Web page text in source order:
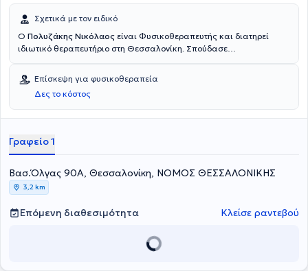
Σχετικά με τον ειδικό
Ο Πολυζάκης Νικόλαος είναι Φυσικοθεραπευτής και διατηρεί
ιδιωτικό θεραπευτήριο στη Θεσσαλονίκη. Σπούδασε
και αποφοίτησε το 1994. Ο συνδυασμός της θεωρητικής του
κατάρτισης με την πολυετή του εμπειρία τον βοηθά στην
αποτελεσματική αντιμετώπιση κάθε είδους περιστατικών που
εντάσσονται στο πλαίσιο της φυσικοθεραπείας. Ανάλογα με τις
χώρο του φυσικοθεραπευτηρίου, υπάρχει και η δυνατότητα των κατ’
οίκον επισκέψεων.
Επίσκεψη για φυσικοθεραπεία
Δες το κόστος
Γραφείο 1
Βασ.Όλγας 90Α, Θεσσαλονίκη, ΝΟΜΟΣ ΘΕΣΣΑΛΟΝΙΚΗΣ
3,2 km
Επόμενη διαθεσιμότητα Κλείσε ραντεβού